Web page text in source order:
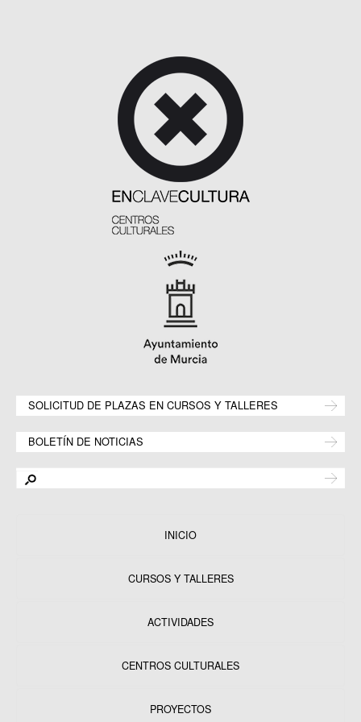
SOLICITUD DE PLAZAS EN CURSOS Y TALLERES
BOLETÍN DE NOTICIAS
INICIO
CURSOS Y TALLERES
ACTIVIDADES
CENTROS CULTURALES
PROYECTOS